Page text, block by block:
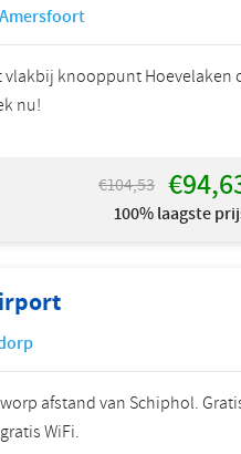
afstand van Schiphol.
WiFi.
Amersfoort
knooppunt Hoevelaken
nu!
€104,53
100% laagste